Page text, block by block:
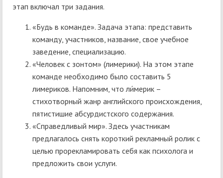
этап включал три задания.
«Будь в команде». Задача этапа: представить
команду, участников, название, свое учебное
заведение, специализацию.
«Человек с зонтом» (лимерики). На этом этапе
команде необходимо было составить 5
лимериков. Напомним, что ли́мерик –
стихотворный жанр английского происхождения,
пятистишие абсурдистского содержания.
«Справедливый мир». Здесь участникам
предлагалось снять короткий рекламный ролик с
целью прорекламировать себя как психолога и
предложить свои услуги.